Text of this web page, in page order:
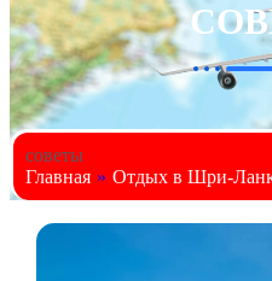
советы
Главная » Отдых в Шри-